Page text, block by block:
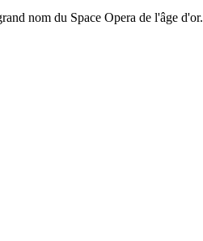
nom du Space Opera de l'âge d'or.